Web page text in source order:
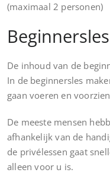
(maximaal 2 personen)
Beginnersles
De inhoud van de
In de beginnersles
gaan voeren en
De meeste mensen
afhankelijk van de
de privélessen gaat
alleen voor u is.